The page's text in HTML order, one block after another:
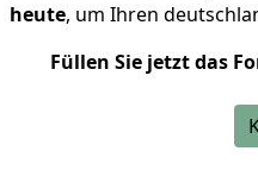
heute, um Ihren
Füllen Sie jetzt das